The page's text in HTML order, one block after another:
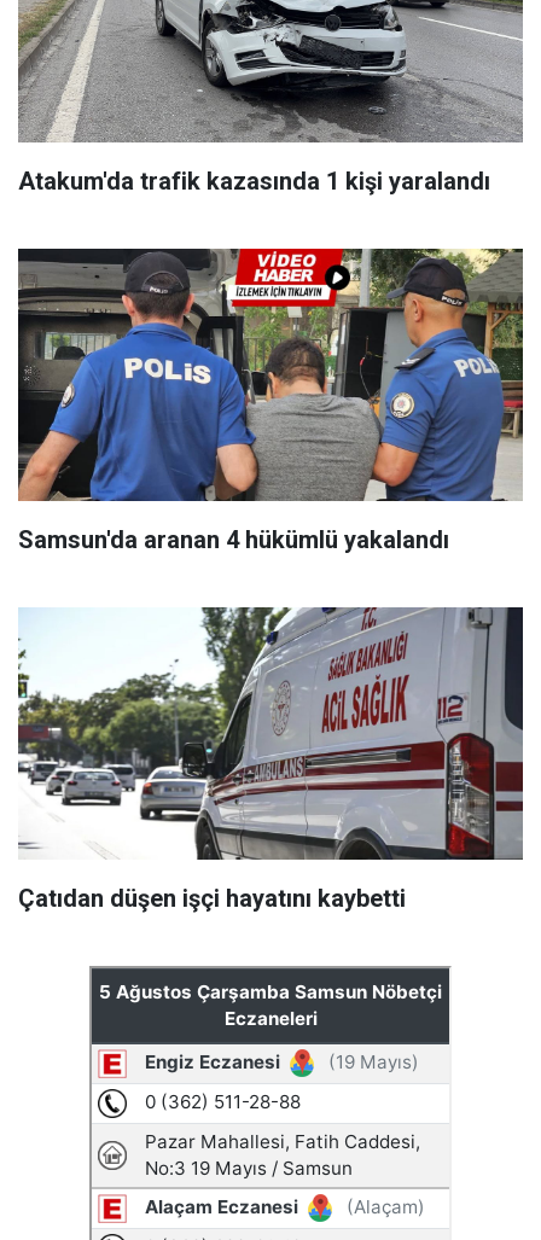
Atakum'da trafik kazasında 1 kişi yaralandı
Samsun'da aranan 4 hükümlü yakalandı
Çatıdan düşen işçi hayatını kaybetti